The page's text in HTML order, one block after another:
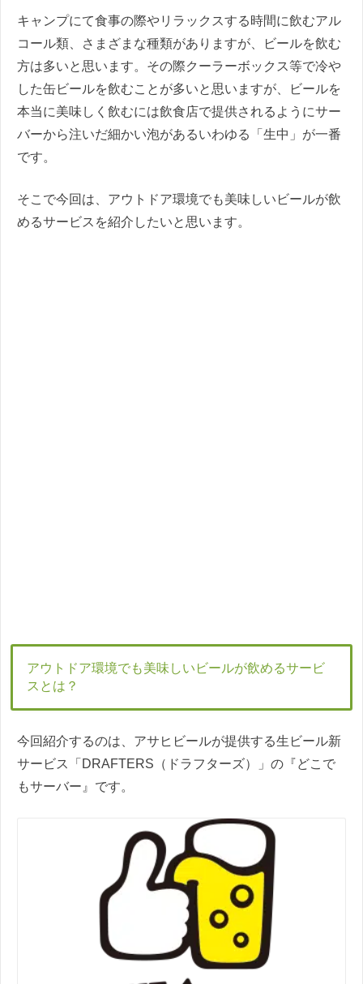
キャンプにて食事の際やリラックスする時間に飲むアル
コール類、さまざまな種類がありますが、ビールを飲む
方は多いと思います。その際クーラーボックス等で冷や
した缶ビールを飲むことが多いと思いますが、ビールを
本当に美味しく飲むには飲食店で提供されるようにサー
バーから注いだ細かい泡があるいわゆる「生中」が一番
です。
そこで今回は、アウトドア環境でも美味しいビールが飲
めるサービスを紹介したいと思います。
アウトドア環境でも美味しいビールが飲めるサービ
スとは？
今回紹介するのは、アサヒビールが提供する生ビール新
サービス「DRAFTERS（ドラフターズ）」の『どこで
もサーバー』です。